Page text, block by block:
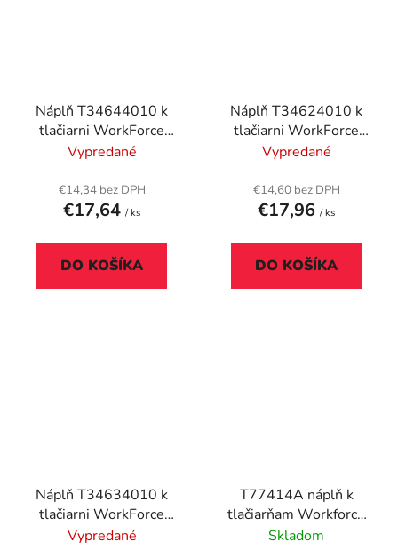
Náplň T34644010 k
tlačiarni WorkForce
WF-3720DWF,
Vypredané
€14,34 bez DPH
€17,64 / ks
DO KOŠÍKA
Náplň T34624010 k
tlačiarni WorkForce
WF-3720DWF,
Vypredané
€14,60 bez DPH
€17,96 / ks
DO KOŠÍKA
Náplň T34634010 k
tlačiarni WorkForce
WF-3720DWF,
Vypredané
T77414A náplň k
tlačiarňam Workforce
M100, M105, EPSON,
Skladom